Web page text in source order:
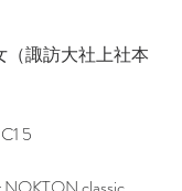
諏訪大社上社本
5